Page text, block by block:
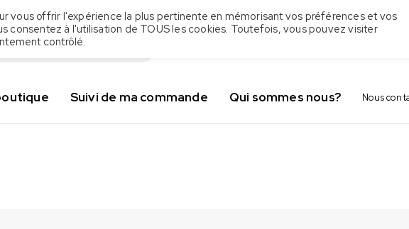
Suivi de ma commande Qui sommes nous? Nous
vous offrir l'expérience la plus pertinente en mémorisant vos préférences et vos
consentez à l'utilisation de TOUS les cookies. Toutefois, vous pouvez visiter
contrôlé.